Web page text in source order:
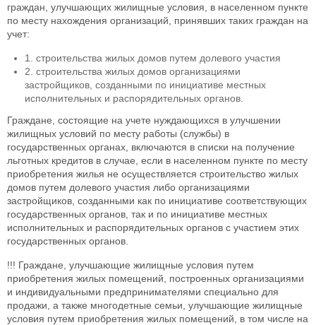
граждан, улучшающих жилищные условия, в населенном пункте
по месту нахождения организаций, принявших таких граждан на
учет:
1. строительства жилых домов путем долевого участия
2. строительства жилых домов организациями
застройщиков, созданными по инициативе местных
исполнительных и распорядительных органов.
Граждане, состоящие на учете нуждающихся в улучшении
жилищных условий по месту работы (службы) в
государственных органах, включаются в списки на получение
льготных кредитов в случае, если в населенном пункте по месту
приобретения жилья не осуществляется строительство жилых
домов путем долевого участия либо организациями
застройщиков, созданными как по инициативе соответствующих
государственных органов, так и по инициативе местных
исполнительных и распорядительных органов с участием этих
государственных органов.
!!! Граждане, улучшающие жилищные условия путем
приобретения жилых помещений, построенных организациями
и индивидуальными предпринимателями специально для
продажи, а также многодетные семьи, улучшающие жилищные
условия путем приобретения жилых помещений, в том числе на